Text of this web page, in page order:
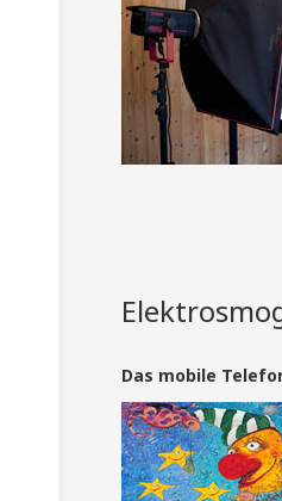
Büro
Büro
Management-
Dimension
Denon AV Receiver
Denon AVR-4810
Das mobile